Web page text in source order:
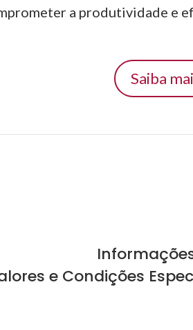
a produtividade e
Saiba
e Condições